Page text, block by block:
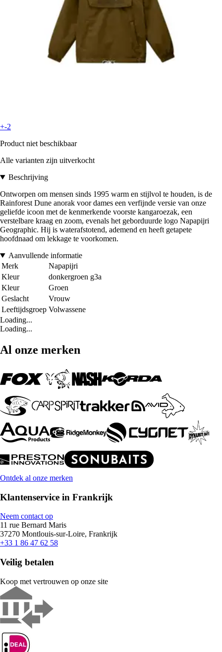
+-2
Product niet beschikbaar
Alle varianten zijn uitverkocht
Beschrijving
Ontworpen om mensen sinds 1995 warm en stijlvol te houden, is de
Rainforest Dune anorak voor dames een verfijnde versie van onze
geliefde icoon met de kenmerkende voorste kangaroezak, een
verstelbare kraag en zoom, evenals het geborduurde logo Napapijri
Geographic. Hij is waterafstotend, ademend en heeft getapete
hoofdnaad om lekkage te voorkomen.
Aanvullende informatie
Merk
Napapijri
Kleur
donkergroen g3a
Kleur
Groen
Geslacht
Vrouw
Leeftijdsgroep Volwassene
Loading...
Loading...
Al onze merken
Ontdek al onze merken
Klantenservice in Frankrijk
Neem contact op
11 rue Bernard Maris
37270 Montlouis-sur-Loire, Frankrijk
+33 1 86 47 62 58
Veilig betalen
Koop met vertrouwen op onze site